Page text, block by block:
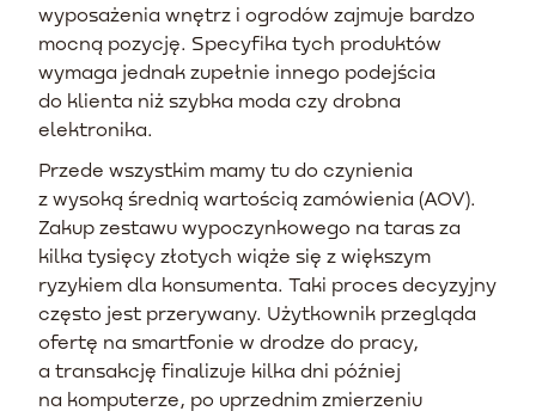
wyposażenia wnętrz i ogrodów zajmuje bardzo
mocną pozycję. Specyfika tych produktów
wymaga jednak zupełnie innego podejścia
do klienta niż szybka moda czy drobna
elektronika.
Przede wszystkim mamy tu do czynienia
z wysoką średnią wartością zamówienia (AOV).
Zakup zestawu wypoczynkowego na taras za
kilka tysięcy złotych wiąże się z większym
ryzykiem dla konsumenta. Taki proces decyzyjny
często jest przerywany. Użytkownik przegląda
ofertę na smartfonie w drodze do pracy,
a transakcję finalizuje kilka dni później
na komputerze, po uprzednim zmierzeniu